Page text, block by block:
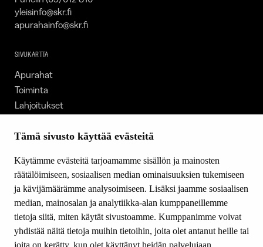
Tämä sivusto käyttää evästeitä
Käytämme evästeitä tarjoamamme sisällön ja mainosten
räätälöimiseen, sosiaalisen median ominaisuuksien tukemiseen
ja kävijämäärämme analysoimiseen. Lisäksi jaamme sosiaalisen
median, mainosalan ja analytiikka-alan kumppaneillemme
tietoja siitä, miten käytät sivustoamme. Kumppanimme voivat
yhdistää näitä tietoja muihin tietoihin, joita olet antanut heille tai
joita on kerätty, kun olet käyttänyt heidän palvelujaan.
yleisinfo@skr.fi
apurahainfo@skr.fi
SIVUKARTTA
Apurahat
Toiminta
Lahjoitukset
Ajankohtaista
Yhteystiedot
SEURAA MEITÄ
Facebook
Instagram